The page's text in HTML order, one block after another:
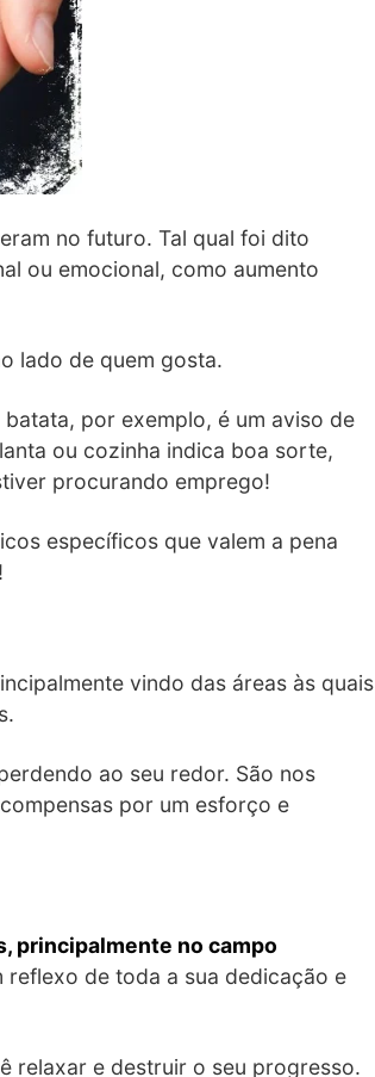
no futuro. Tal qual foi dito
ou emocional, como aumento
lado de quem gosta.
por exemplo, é um aviso de
ou cozinha indica boa sorte,
procurando emprego!
específicos que valem a pena
vindo das áreas às quais
ao seu redor. São nos
por um esforço e
principalmente no campo
reflexo de toda a sua dedicação e
relaxar e destruir o seu progresso.